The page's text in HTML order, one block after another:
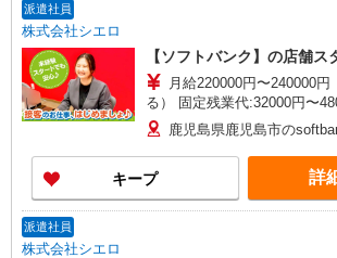
派遣社員
株式会社シエロ
【ソフトバンク】の店舗ス
月給220000円〜240000円
る） 固定残業代:32000円〜
当） ※時間外手当は時間外労
ず、固定残業代として支給し
時間外労働分は法定どおり追
試用期間あり6ヶ月 ※残業代
給（規定あり） ゜+゜・。○。・゜+゜・。
鹿児島県鹿児島市の
キープ 詳
派遣社員
株式会社シエロ